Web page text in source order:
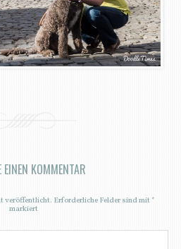
EINEN KOMMENTAR
veröffentlicht. Erforderliche Felder sind mit*
markiert